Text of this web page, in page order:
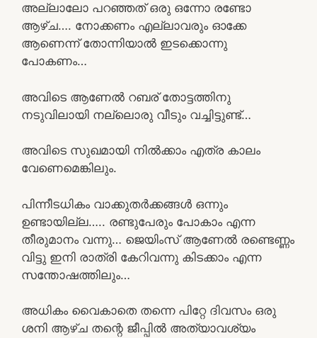
അല്ലാലോ പറഞ്ഞത് ഒരു ഒന്നോ രണ്ടോ
ആഴ്ച…. നോക്കണം എല്ലാവരും ഓക്കേ
ആണെന്ന് തോന്നിയാൽ ഇടക്കൊന്നു
പോകണം…
അവിടെ ആണേൽ റബര് തോട്ടത്തിനു
നടുവിലായി നല്ലൊരു വീടും വച്ചിട്ടുണ്ട്…
അവിടെ സുഖമായി നിൽക്കാം എത്ര കാലം
വേണെമെങ്കിലും.
പിന്നീടധികം വാക്കുതർക്കങ്ങൾ ഒന്നും
ഉണ്ടായില്ല….. രണ്ടുപേരും പോകാം എന്ന
തീരുമാനം വന്നു… ജെയിംസ് ആണേൽ രണ്ടെണ്ണം
വിട്ടു ഇനി രാത്രി കേറിവന്നു കിടക്കാം എന്ന
സന്തോഷത്തിലും…
അധികം വൈകാതെ തന്നെ പിറ്റേ ദിവസം ഒരു
ശനി ആഴ്ച തന്റെ ജീപ്പിൽ അത്യാവശ്യം